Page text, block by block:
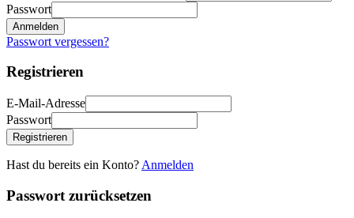
Passwort
Anmelden
Passwort vergessen?
Registrieren
E-Mail-Adresse
Passwort
Registrieren
Hast du bereits ein Konto? Anmelden
Passwort zurücksetzen